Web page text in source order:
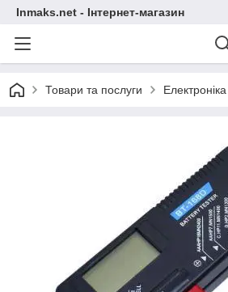
Inmaks.net - Інтернет-магазин
Товари та послуги Електроніка